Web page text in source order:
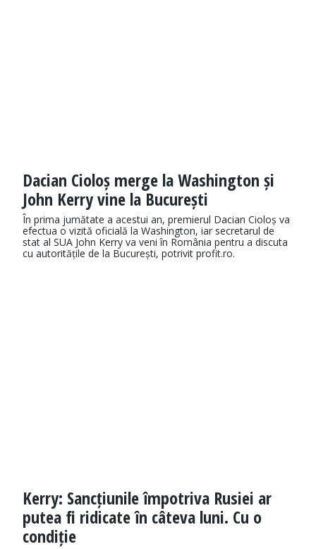
Dacian Cioloș merge la Washington și
John Kerry vine la București
În prima jumătate a acestui an, premierul Dacian Cioloș va
efectua o vizită oficială la Washington, iar secretarul de
stat al SUA John Kerry va veni în România pentru a discuta
cu autoritățile de la București, potrivit profit.ro.
Kerry: Sancțiunile împotriva Rusiei ar
putea fi ridicate în câteva luni. Cu o
condiție